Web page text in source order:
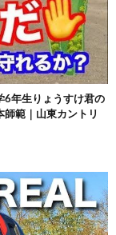
6年生りょうすけ君の
範｜山東カントリ